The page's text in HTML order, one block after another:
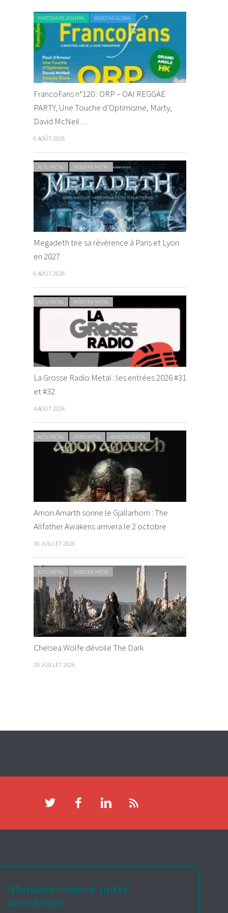
PARTENAIRE GENERAL WEBZINE GLOBAL
FrancoFans n°120 : ORP – OAI REGGAE
PARTY, Une Touche d’Optimisme, Marty,
David McNeil…
6 AOÛT 2026
ACTU METAL WEBZINE METAL
Megadeth tire sa révérence à Paris et Lyon
en 2027
6 AOÛT 2026
ACTU METAL WEBZINE METAL
La Grosse Radio Metal : les entrées 2026 #31
et #32
4 AOÛT 2026
ACTU METAL VIDEO METAL WEBZINE METAL
Amon Amarth sonne le Gjallarhorn : The
Allfather Awakens arrivera le 2 octobre
30 JUILLET 2026
ACTU METAL WEBZINE METAL
Chelsea Wolfe dévoile The Dark
29 JUILLET 2026
Abonnez-vous à notre
newsletter